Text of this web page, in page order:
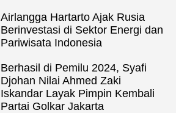
Airlangga Hartarto Ajak Rusia
Berinvestasi di Sektor Energi dan
Pariwisata Indonesia
Berhasil di Pemilu 2024, Syafi
Djohan Nilai Ahmed Zaki
Iskandar Layak Pimpin Kembali
Partai Golkar Jakarta